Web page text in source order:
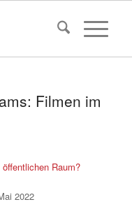
Filmen im
Raum?
2022